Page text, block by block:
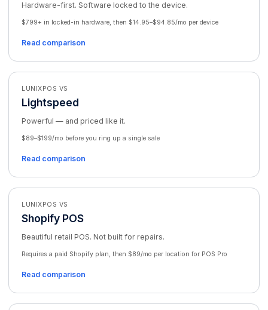
Hardware-first. Software locked to the device.
$799+ in locked-in hardware, then $14.95–$94.85/mo per device
Read comparison
LUNIXPOS VS
Lightspeed
Powerful — and priced like it.
$89–$199/mo before you ring up a single sale
Read comparison
LUNIXPOS VS
Shopify POS
Beautiful retail POS. Not built for repairs.
Requires a paid Shopify plan, then $89/mo per location for POS Pro
Read comparison